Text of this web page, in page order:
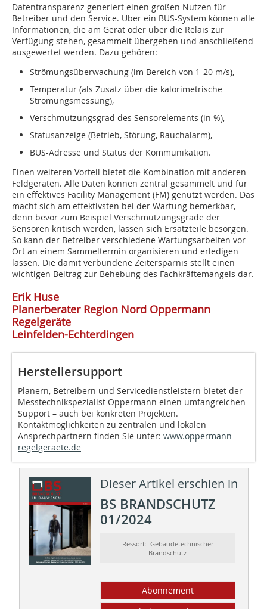
Datentransparenz generiert einen großen Nutzen für
Betreiber und den Service. Über ein BUS-System können alle
Informationen, die am Gerät oder über die Relais zur
Verfügung stehen, gesammelt übergeben und anschließend
ausgewertet werden. Dazu gehören:
Strömungsüberwachung (im Bereich von 1-20 m/s),
Temperatur (als Zusatz über die kalorimetrische
Strömungsmessung),
Verschmutzungsgrad des Sensorelements (in %),
Statusanzeige (Betrieb, Störung, Rauchalarm),
BUS-Adresse und Status der Kommunikation.
Einen weiteren Vorteil bietet die Kombination mit anderen
Feldgeräten. Alle Daten können zentral gesammelt und für
ein effektives Facility Management (FM) genutzt werden. Das
macht sich am effektivsten bei der Wartung bemerkbar,
denn bevor zum Beispiel Verschmutzungsgrade der
Sensoren kritisch werden, lassen sich Ersatzteile besorgen.
So kann der Betreiber verschiedene Wartungsarbeiten vor
Ort an einem Sammeltermin organisieren und erledigen
lassen. Die damit verbundene Zeitersparnis stellt einen
wichtigen Beitrag zur Behebung des Fachkräftemangels dar.
Erik Huse
Planerberater Region Nord Oppermann
Regelgeräte
Leinfelden-Echterdingen
Herstellersupport
Planern, Betreibern und Servicedienstleistern bietet der
Messtechnikspezialist Oppermann einen umfangreichen
Support – auch bei konkreten Projekten.
Kontaktmöglichkeiten zu zentralen und lokalen
Ansprechpartnern finden Sie unter: www.oppermann-
regelgeraete.de
Dieser Artikel erschien in
BS BRANDSCHUTZ
01/2024
Ressort: Gebäudetechnischer
Brandschutz
Abonnement